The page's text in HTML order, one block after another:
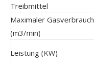
Treibmittel
Maximaler Gasverbrauch
(m3/min)
Leistung (KW)